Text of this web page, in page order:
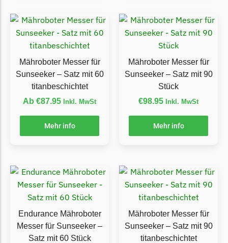
NAC
NAC Messer
Orbex
Begrenzungsdraht
Powerplus
Powerplus Messer
Powerworks
Mähroboter Messer für
Sunseeker – Satz mit 60
titanbeschichtet
Ab €87.95 Inkl. MwSt
Mehr info
Mähroboter Messer für
Sunseeker – Satz mit 90
Stück
€98.95 Inkl. MwSt
Mehr info
Endurance Mähroboter
Messer für Sunseeker –
Satz mit 60 Stück
Mähroboter Messer für
Sunseeker – Satz mit 90
titanbeschichtet